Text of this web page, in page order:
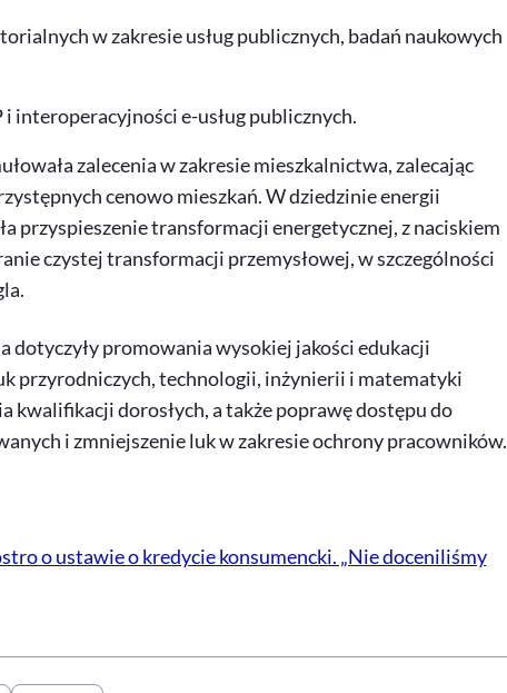
w zakresie usług publicznych, badań naukowych
interoperacyjności e-usług publicznych.
zalecenia w zakresie mieszkalnictwa, zalecając
cenowo mieszkań. W dziedzinie energii
przyspieszenie transformacji energetycznej, z naciskiem
czystej transformacji przemysłowej, w szczególności
dotyczyły promowania wysokiej jakości edukacji
przyrodniczych, technologii, inżynierii i matematyki
kwalifikacji dorosłych, a także poprawę dostępu do
i zmniejszenie luk w zakresie ochrony pracowników.
o ustawie o kredycie konsumencki. „Nie doceniliśmy